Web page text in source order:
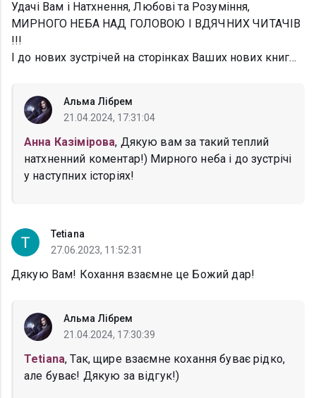
Удачі Вам і Натхнення, Любові та Розуміння,
МИРНОГО НЕБА НАД ГОЛОВОЮ І ВДЯЧНИХ ЧИТАЧІВ
!!!
І до нових зустрічей на сторінках Ваших нових книг...
Альма Лібрем
21.04.2024, 17:31:04
Анна Казімірова, Дякую вам за такий теплий
натхненний коментар!) Мирного неба і до зустрічі
у наступних історіях!
Tetiana
27.06.2023, 11:52:31
Дякую Вам! Кохання взаємне це Божий дар!
Альма Лібрем
21.04.2024, 17:30:39
Tetiana, Так, щире взаємне кохання буває рідко,
але буває! Дякую за відгук!)